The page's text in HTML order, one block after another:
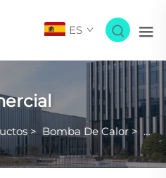
ES
>Bomba De Calor >